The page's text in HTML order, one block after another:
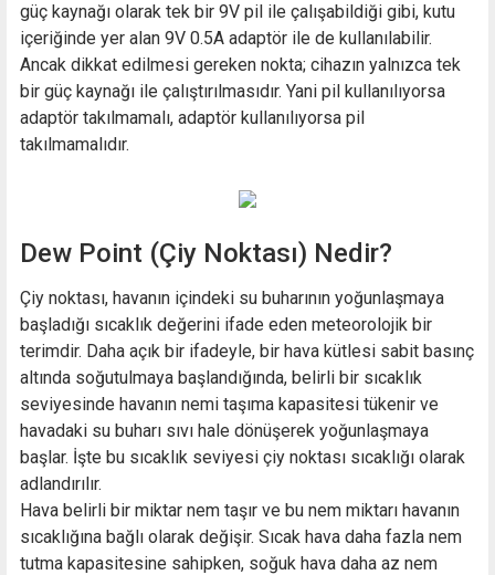
güç kaynağı olarak tek bir 9V pil ile çalışabildiği gibi, kutu
içeriğinde yer alan 9V 0.5A adaptör ile de kullanılabilir.
Ancak dikkat edilmesi gereken nokta; cihazın yalnızca tek
bir güç kaynağı ile çalıştırılmasıdır. Yani pil kullanılıyorsa
adaptör takılmamalı, adaptör kullanılıyorsa pil
takılmamalıdır.
Dew Point (Çiy Noktası) Nedir?
Çiy noktası, havanın içindeki su buharının yoğunlaşmaya
başladığı sıcaklık değerini ifade eden meteorolojik bir
terimdir. Daha açık bir ifadeyle, bir hava kütlesi sabit basınç
altında soğutulmaya başlandığında, belirli bir sıcaklık
seviyesinde havanın nemi taşıma kapasitesi tükenir ve
havadaki su buharı sıvı hale dönüşerek yoğunlaşmaya
başlar. İşte bu sıcaklık seviyesi çiy noktası sıcaklığı olarak
adlandırılır.
Hava belirli bir miktar nem taşır ve bu nem miktarı havanın
sıcaklığına bağlı olarak değişir. Sıcak hava daha fazla nem
tutma kapasitesine sahipken, soğuk hava daha az nem